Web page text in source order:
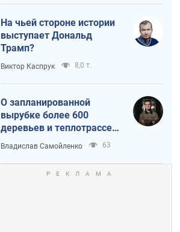
На чьей стороне истории
выступает Дональд
Трамп?
Виктор Каспрук 8,0 т.
О запланированной
вырубке более 600
деревьев и теплотрассе:
что происходит на
Теремках в Киеве
Владислав Самойленко 63